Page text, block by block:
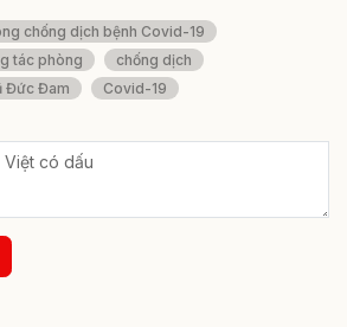
chống dịch bệnh Covid-19
tác phòng
chống dịch
Đức Đam
Covid-19